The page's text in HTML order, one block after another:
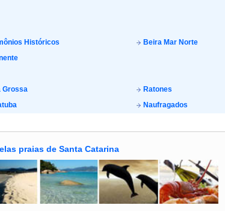
Históricos
Beira Mar Norte
Grossa
Ratones
Naufragados
praias de Santa Catarina